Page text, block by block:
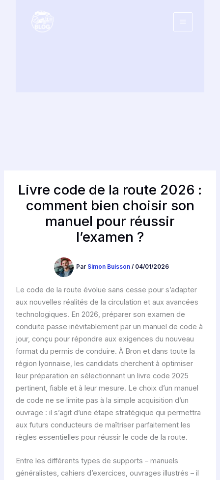
Livre code de la route 2026 :
comment bien choisir son
manuel pour réussir
l’examen ?
Par Simon Buisson / 04/01/2026
Le code de la route évolue sans cesse pour s’adapter
aux nouvelles réalités de la circulation et aux avancées
technologiques. En 2026, préparer son examen de
conduite passe inévitablement par un manuel de code à
jour, conçu pour répondre aux exigences du nouveau
format du permis de conduire. À Bron et dans toute la
région lyonnaise, les candidats cherchent à optimiser
leur préparation en sélectionnant un livre code 2025
pertinent, fiable et à leur mesure. Le choix d’un manuel
de code ne se limite pas à la simple acquisition d’un
ouvrage : il s’agit d’une étape stratégique qui permettra
aux futurs conducteurs de maîtriser parfaitement les
règles essentielles pour réussir le code de la route.
Entre les différents types de supports – manuels
généralistes, cahiers d’exercices, ouvrages illustrés – il